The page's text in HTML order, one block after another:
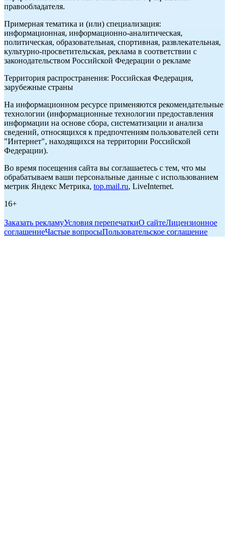
правообладателя.
Примерная тематика и (или) специализация:
информационная, информационно-аналитическая,
политическая, образовательная, спортивная, развлекательная,
культурно-просветительская, реклама в соответствии с
законодательством Российской Федерации о рекламе
Территория распространения: Российская Федерация,
зарубежные страны
На информационном ресурсе применяются рекомендательные
технологии (информационные технологии предоставления
информации на основе сбора, систематизации и анализа
сведений, относящихся к предпочтениям пользователей сети
"Интернет", находящихся на территории Российской
Федерации).
Во время посещения сайта вы соглашаетесь с тем, что мы
обрабатываем ваши персональные данные с использованием
метрик Яндекс Метрика, top.mail.ru, LiveInternet.
16+
Заказать рекламуУсловия перепечаткиО сайтеЛицензионное
соглашениеЧастые вопросыПользовательское соглашение